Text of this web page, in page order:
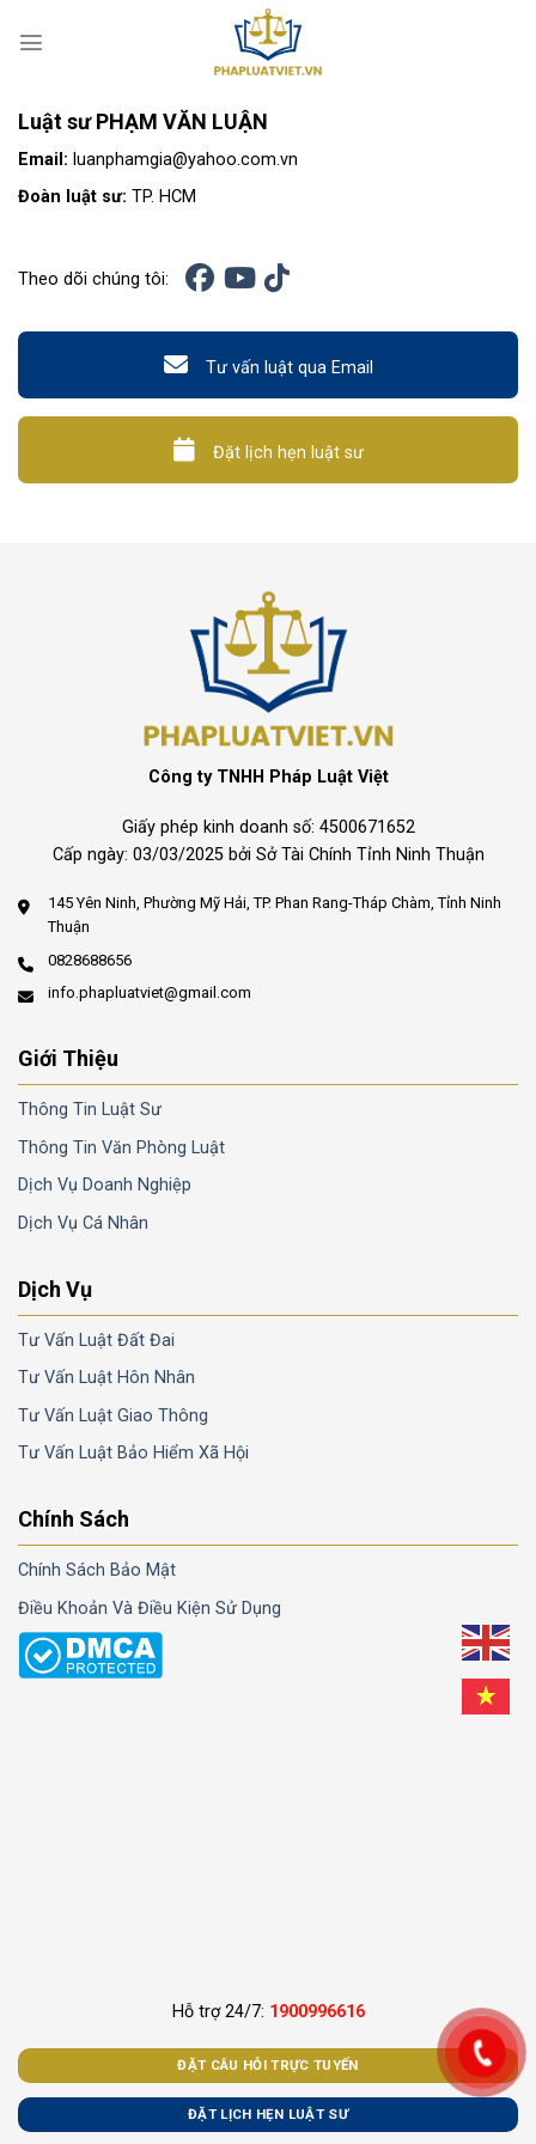
Luật sư PHẠM VĂN LUẬN
Email: luanphamgia@yahoo.com.vn
Đoàn luật sư: TP. HCM
Theo dõi chúng tôi:
Tư vấn luật qua Email
Đặt lịch hẹn luật sư
Công ty TNHH Pháp Luật Việt
Giấy phép kinh doanh số: 4500671652
Cấp ngày: 03/03/2025 bởi Sở Tài Chính Tỉnh Ninh Thuận
145 Yên Ninh, Phường Mỹ Hải, TP. Phan Rang-Tháp Chàm, Tỉnh Ninh
Thuận
0828688656
info.phapluatviet@gmail.com
Giới Thiệu
Thông Tin Luật Sư
Thông Tin Văn Phòng Luật
Dịch Vụ Doanh Nghiệp
Dịch Vụ Cá Nhân
Dịch Vụ
Tư Vấn Luật Đất Đai
Tư Vấn Luật Hôn Nhân
Tư Vấn Luật Giao Thông
Tư Vấn Luật Bảo Hiểm Xã Hội
Chính Sách
Chính Sách Bảo Mật
Điều Khoản Và Điều Kiện Sử Dụng
Hỗ trợ 24/7: 1900996616
ĐẶT CÂU HỎI TRỰC TUYẾN
ĐẶT LỊCH HẸN LUẬT SƯ